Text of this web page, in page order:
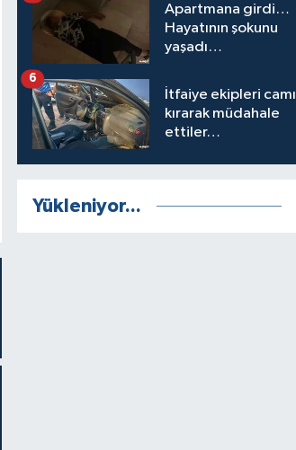
Apartmana girdi…
Hayatının şokunu
yaşadı…
İtfaiye ekipleri camı
kırarak müdahale
ettiler…
6
Yükleniyor...